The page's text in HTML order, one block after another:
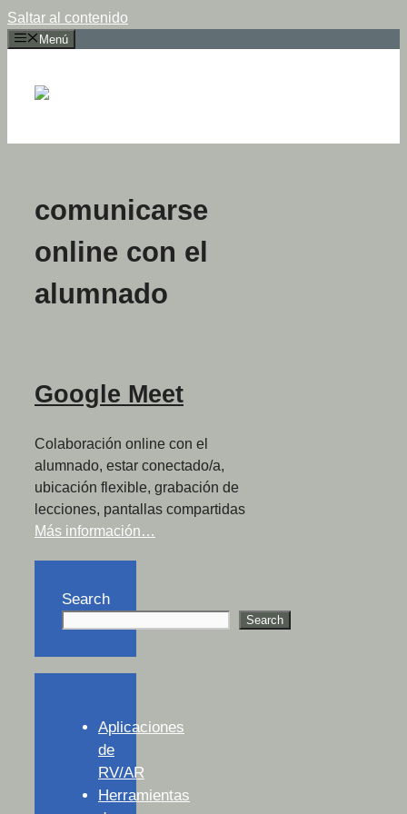
Saltar al contenido
Menú
comunicarse
online con el
alumnado
Google Meet
Colaboración online con el
alumnado, estar conectado/a,
ubicación flexible, grabación de
lecciones, pantallas compartidas
Más información…
Search
Search
Aplicaciones
de
RV/AR
Herramientas